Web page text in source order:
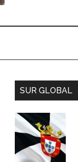
SUR GLOBAL